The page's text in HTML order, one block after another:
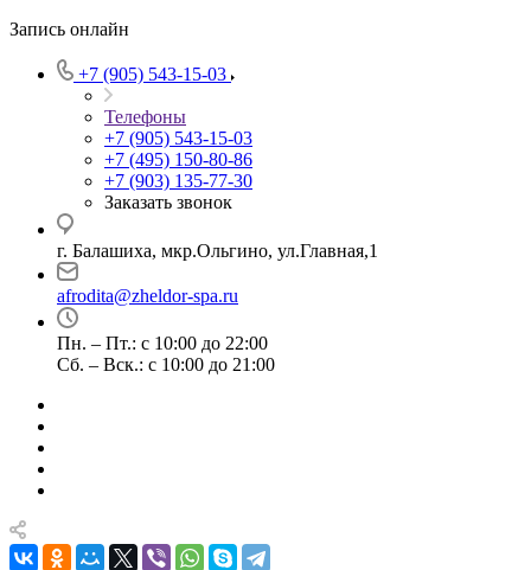
Запись онлайн
+7 (905) 543-15-03
Телефоны
+7 (905) 543-15-03
+7 (495) 150-80-86
+7 (903) 135-77-30
Заказать звонок
г. Балашиха, мкр.Ольгино, ул.Главная,1
afrodita@zheldor-spa.ru
Пн. – Пт.: с 10:00 до 22:00
Сб. – Вск.: с 10:00 до 21:00